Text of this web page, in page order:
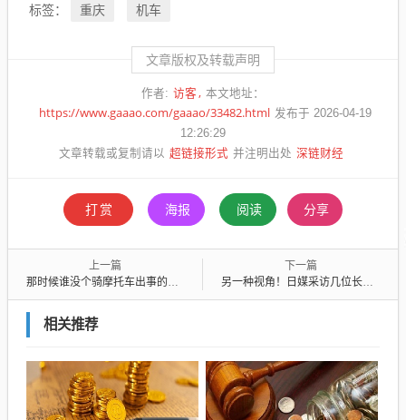
标签： 重庆 机车
文章版权及转载声明
作者: 访客 本文地址：
https://www.gaaao.com/gaaao/33482.html 发布于 2026-04-19
12:26:29
文章转载或复制请以 超链接形式 并注明出处 深链财经
打赏 海报 阅读 分享
上一篇
那时候谁没个骑摩托车出事的朋友
下一篇
另一种视角！日媒采访几位长期在中国工作的日本人的真实感受
相关推荐